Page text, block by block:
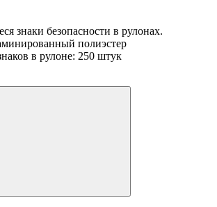
знаки безопасности в рулонах.
полиэстер
в рулоне: 250 штук